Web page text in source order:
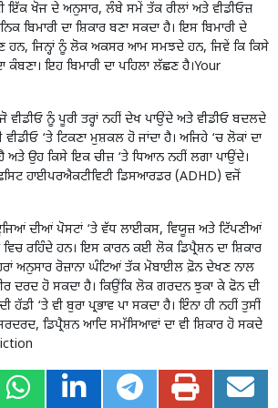
ਇੱਕ ਖੋਜ ਦੇ ਅਨੁਸਾਰ, ਲੰਬੇ ਸਮੇਂ ਤੱਕ ਰੀਲਾਂ ਅਤੇ ਵੀਡੀਓਜ਼
ਬਿਮਾਰੀ ਦਾ ਸ਼ਿਕਾਰ ਬਣਾ ਸਕਦਾ ਹੈ। ਇਸ ਬਿਮਾਰੀ ਦੇ
ਹਨ, ਜਿਨ੍ਹਾਂ ਨੂੰ ਲੋਕ ਅਕਸਰ ਆਮ ਸਮਝਦੇ ਹਨ, ਜਿਵੇਂ ਕਿ ਕਿਸੇ
ਇਹ ਬਿਮਾਰੀ ਦਾ ਪਹਿਲਾ ਲੱਛਣ ਹੈ।Your
ਨੂੰ ਪੂਰੀ ਤਰ੍ਹਾਂ ਨਹੀਂ ਦੇਖ ਪਾਉਂਦੇ ਅਤੇ ਵੀਡੀਓ ਬਦਲਦੇ
ਵੀਡੀਓ ‘ਤੇ ਟਿਕਣਾ ਮੁਸ਼ਕਲ ਹੋ ਜਾਂਦਾ ਹੈ। ਅਜਿਹੇ ‘ਚ ਲੋਕਾਂ ਦਾ
ਉਹ ਕਿਸੇ ਇਕ ਚੀਜ਼ ‘ਤੇ ਧਿਆਨ ਨਹੀਂ ਲਗਾ ਪਾਉਂਦੇ।
ਹਾਈਪਰਐਕਟੀਵਿਟੀ ਡਿਸਆਰਡਰ (ADHD) ਵਜੋਂ
ਦੀਆਂ ਪੋਸਟਾਂ ‘ਤੇ ਵੱਧ ਲਾਈਕਸ, ਵਿਯੂਜ਼ ਅਤੇ ਟਿੱਪਣੀਆਂ
ਰਹਿੰਦੇ ਹਨ। ਇਸ ਕਾਰਨ ਕਈ ਲੋਕ ਡਿਪ੍ਰੈਸ਼ਨ ਦਾ ਸ਼ਿਕਾਰ
ਅਨੁਸਾਰ ਰੋਜ਼ਾਨਾ ਘੰਟਿਆਂ ਤੱਕ ਮੋਬਾਈਲ ਫ਼ੋਨ ਦੇਖਣ ਨਾਲ
ਦਰਦ ਹੋ ਸਕਦਾ ਹੈ। ਕਿਉਂਕਿ ਲੋਕ ਗਰਦਨ ਝੁਕਾ ਕੇ ਫੋਨ ਦੀ
ਹੱਡੀ ‘ਤੇ ਵੀ ਬੁਰਾ ਪ੍ਰਭਾਵ ਪਾ ਸਕਦਾ ਹੈ। ਇੰਨਾ ਹੀ ਨਹੀਂ ਤੁਸੀਂ
ਡਿਪ੍ਰੈਸ਼ਨ ਆਦਿ ਸਮੱਸਿਆਵਾਂ ਦਾ ਵੀ ਸ਼ਿਕਾਰ ਹੋ ਸਕਦੇ